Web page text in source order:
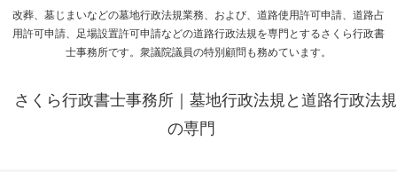
改葬、墓じまいなどの墓地行政法規業務、および、道路使用許可申請、道路占
用許可申請、足場設置許可申請などの道路行政法規を専門とするさくら行政書
士事務所です。衆議院議員の特別顧問も務めています。
さくら行政書士事務所｜墓地行政法規と道路行政法規
の専門